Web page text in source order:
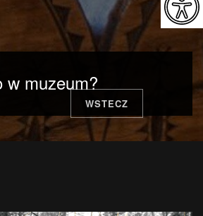
ITALIANO
日本語
w muzeum?
WSTECZ